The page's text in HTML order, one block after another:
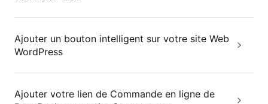
Ajouter un bouton intelligent sur votre site Web
WordPress
Ajouter votre lien de Commande en ligne de